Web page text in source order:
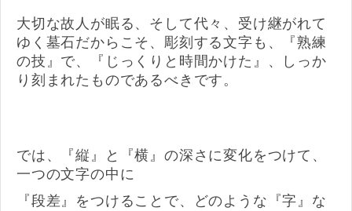
大切な故人が眠る、そして代々、受け継がれて
ゆく墓石だからこそ、彫刻する文字も、『熟練
の技』で、『じっくりと時間かけた』、しっか
り刻まれたものであるべきです。
では、『縦』と『横』の深さに変化をつけて、
一つの文字の中に
『段差』をつけることで、どのような『字』な